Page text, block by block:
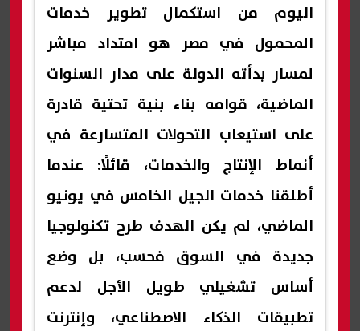
اليوم من استكمال تطوير خدمات
المحمول في مصر هو امتداد مباشر
لمسار بدأته الدولة على مدار السنوات
الماضية، قوامه بناء بنية تحتية قادرة
على استيعاب التحولات المتسارعة في
أنماط الإنتاج والخدمات، قائلًا: عندما
أطلقنا خدمات الجيل الخامس في يونيو
الماضي، لم يكن الهدف طرح تكنولوجيا
جديدة في السوق فحسب، بل وضع
أساس تشغيلي طويل الأجل لدعم
تطبيقات الذكاء الاصطناعي، وإنترنت